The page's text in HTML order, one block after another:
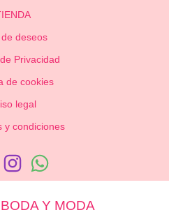
deseos
Privacidad
de cookies
legal
y condiciones
Y MODA